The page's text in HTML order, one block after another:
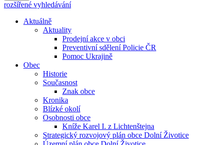
rozšířené vyhledávání
Aktuálně
Aktuality
Prodejní akce v obci
Preventivní sdělení Policie ČR
Pomoc Ukrajině
Obec
Historie
Současnost
Znak obce
Kronika
Blízké okolí
Osobnosti obce
Kníže Karel I. z Lichtenštejna
Strategický rozvojový plán obce Dolní Životice